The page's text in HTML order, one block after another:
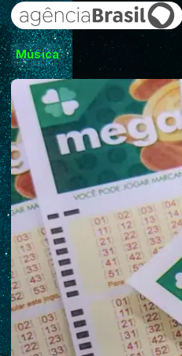
Música